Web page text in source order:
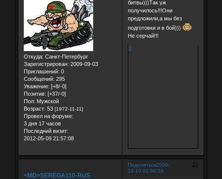
Откуда: Санкт-Петербург
Зарегистрирован: 2009-09-03
Приглашений: 0
Сообщений: 295
Уважение: [+8/-0]
Позитив: [+37/-0]
Пол: Мужской
Возраст: 53 [1972-11-11]
Провел на форуме:
3 дня 17 часов
Последний визит:
2012-05-09 21:57:08
битвы)))Так уж
получилось!!!Они
предложили,а мы без
подготовки и в бой)))
Не серчай!!!
0
Поделиться 23
2009-
10-10 01:58:34
<MD>SEREGA110-RUS